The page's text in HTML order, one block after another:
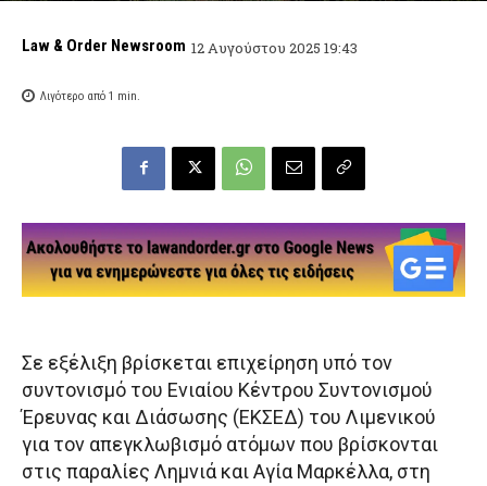
Law & Order Newsroom 12 Αυγούστου 2025 19:43
Λιγότερο από 1 min.
Σε εξέλιξη βρίσκεται επιχείρηση υπό τον
συντονισμό του Ενιαίου Κέντρου Συντονισμού
Έρευνας και Διάσωσης (ΕΚΣΕΔ) του Λιμενικού
για τον απεγκλωβισμό ατόμων που βρίσκονται
στις παραλίες Λημνιά και Αγία Μαρκέλλα, στη